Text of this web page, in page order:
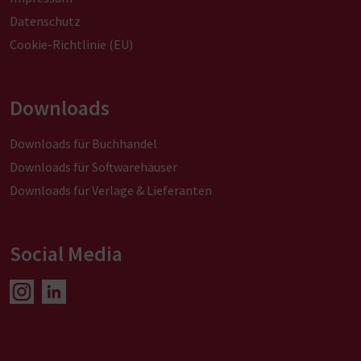
Datenschutz
Cookie-Richtlinie (EU)
Downloads
Downloads für Buchhandel
Downloads für Softwarehäuser
Downloads für Verlage & Lieferanten
Social Media